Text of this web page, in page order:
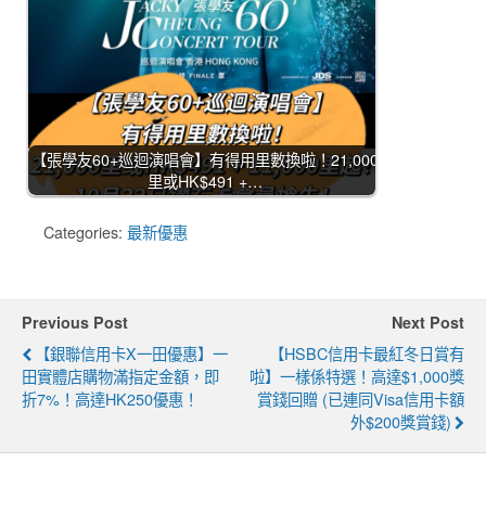
【張學友60+巡迴演唱會】有得用里數換啦！21,000
里或HK$491 +…
Categories: 最新優惠
Previous Post
【銀聯信用卡X一田優惠】一
田實體店購物滿指定金額，即
折7%！高達HK250優惠！
Next Post
【HSBC信用卡最紅冬日賞有
啦】一樣係特選！高達$1,000獎
賞錢回贈 (已連同Visa信用卡額
外$200獎賞錢)